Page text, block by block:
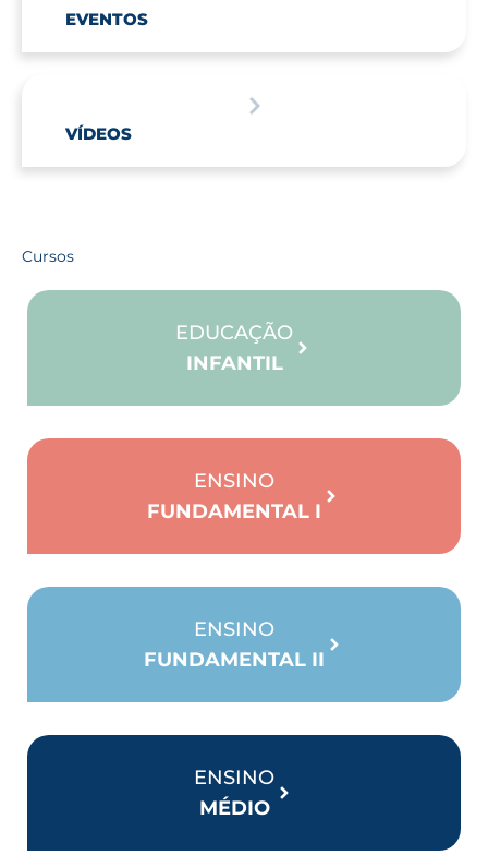
EVENTOS
VÍDEOS
Cursos
EDUCAÇÃO
INFANTIL
ENSINO
FUNDAMENTAL I
ENSINO
FUNDAMENTAL II
ENSINO
MÉDIO